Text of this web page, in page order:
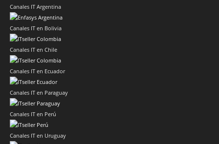
Canales IT Argentina
Canales IT en Bolivia
Canales IT en Chile
Canales IT en Ecuador
Canales IT en Paraguay
Canales IT en Perú
Canales IT en Uruguay